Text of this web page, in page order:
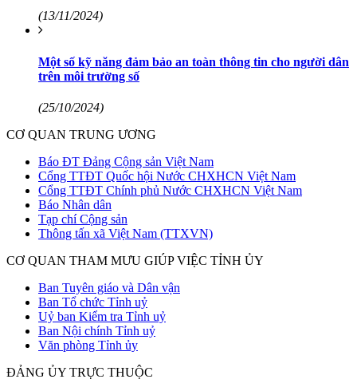
(13/11/2024)
Một số kỹ năng đảm bảo an toàn thông tin cho người dân
trên môi trường số
(25/10/2024)
CƠ QUAN TRUNG ƯƠNG
Báo ĐT Đảng Cộng sản Việt Nam
Cổng TTĐT Quốc hội Nước CHXHCN Việt Nam
Cổng TTĐT Chính phủ Nước CHXHCN Việt Nam
Báo Nhân dân
Tạp chí Cộng sản
Thông tấn xã Việt Nam (TTXVN)
CƠ QUAN THAM MƯU GIÚP VIỆC TỈNH ỦY
Ban Tuyên giáo và Dân vận
Ban Tổ chức Tỉnh uỷ
Uỷ ban Kiểm tra Tỉnh uỷ
Ban Nội chính Tỉnh uỷ
Văn phòng Tỉnh ủy
ĐẢNG ỦY TRỰC THUỘC